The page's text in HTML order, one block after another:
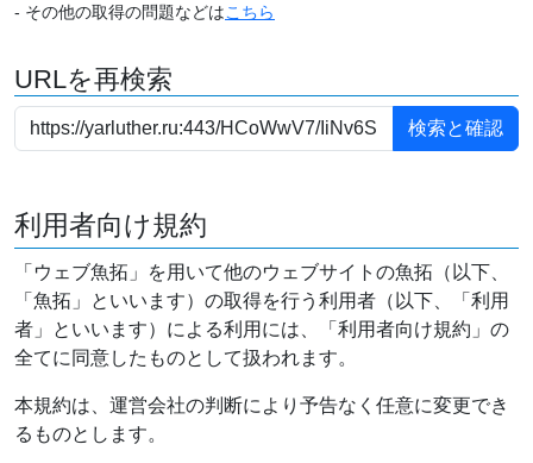
- その他の取得の問題などはこちら
URLを再検索
利用者向け規約
「ウェブ魚拓」を用いて他のウェブサイトの魚拓（以下、
「魚拓」といいます）の取得を行う利用者（以下、「利用
者」といいます）による利用には、「利用者向け規約」の
全てに同意したものとして扱われます。
本規約は、運営会社の判断により予告なく任意に変更でき
るものとします。